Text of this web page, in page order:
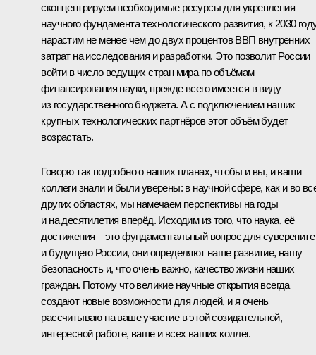
сконцентрируем необходимые ресурсы для укрепления
научного фундамента технологического развития, к 2030
нарастим не менее чем до двух процентов ВВП внутренних
затрат на исследования и разработки. Это позволит России
войти в число ведущих стран мира по объёмам
финансирования науки, прежде всего имеется в виду
из государственного бюджета. А с подключением наших
крупных технологических партнёров этот объём будет
возрастать.
Говорю так подробно о наших планах, чтобы и вы, и ваши
коллеги знали и были уверены: в научной сфере, как и во
других областях, мы намечаем перспективы на годы
и на десятилетия вперёд. Исходим из того, что наука, её
достижения – это фундаментальный вопрос для
и будущего России, они определяют наше развитие, нашу
безопасность и, что очень важно, качество жизни наших
граждан. Потому что великие научные открытия всегда
создают новые возможности для людей, и я очень
рассчитываю на ваше участие в этой созидательной,
интересной работе, ваше и всех ваших коллег.